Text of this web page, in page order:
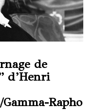
de
d’Henri
Rapho